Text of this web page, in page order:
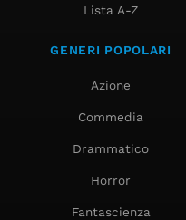
Lista A-Z
GENERI POPOLARI
Azione
Commedia
Drammatico
Horror
Fantascienza